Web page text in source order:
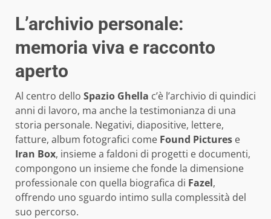
L’archivio personale:
memoria viva e racconto
aperto
Al centro dello Spazio Ghella c’è l’archivio di quindici
anni di lavoro, ma anche la testimonianza di una
storia personale. Negativi, diapositive, lettere,
fatture, album fotografici come Found Pictures e
Iran Box, insieme a faldoni di progetti e documenti,
compongono un insieme che fonde la dimensione
professionale con quella biografica di Fazel,
offrendo uno sguardo intimo sulla complessità del
suo percorso.